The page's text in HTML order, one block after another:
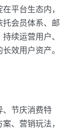
平台生态内，
会员体系、邮
续运营用户、
效用户资产。
、节庆消费特
、营销玩法，